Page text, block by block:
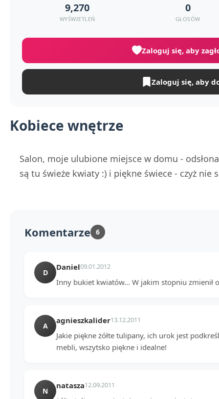
Kobiece wnętrze
Salon, moje ulubione miejsce w domu -
są tu świeże kwiaty :) i piękne świece - czyż nie
9,270
WYŚWIETLEŃ
0
GŁOSÓW
Zaloguj się, aby
Zaloguj się, aby
Komentarze 6
D
Daniel09.01.2012
Inny bukiet kwiatów... W jakim stopniu zmienił
A
agnieszkalider13.12.2011
Jakie piękne żółte tulipany, ich urok jest
mebli, wszytsko piękne i idealne!
N
natasza12.09.2011